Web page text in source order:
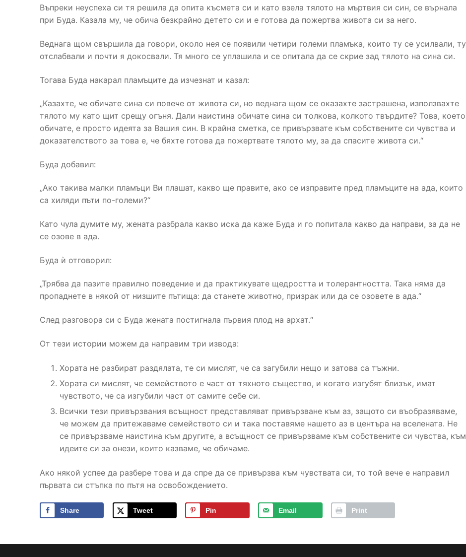
Въпреки неуспеха си тя решила да опита късмета си и като взела тялото на мъртвия си син, се върнала
при Буда. Казала му, че обича безкрайно детето си и е готова да пожертва живота си за него.
Веднага щом свършила да говори, около нея се появили четири големи пламъка, които ту се усилвали, ту
отслабвали и почти я докосвали. Тя много се уплашила и се опитала да се скрие зад тялото на сина си.
Тогава Буда накарал пламъците да изчезнат и казал:
„Казахте, че обичате сина си повече от живота си, но веднага щом се оказахте застрашена, използвахте
тялото му като щит срещу огъня. Дали наистина обичате сина си толкова, колкото твърдите? Това, което
обичате, е просто идеята за Вашия син. В крайна сметка, се привързвате към собствените си чувства и
доказателството за това е, че бяхте готова да пожертвате тялото му, за да спасите живота си.“
Буда добавил:
„Ако такива малки пламъци Ви плашат, какво ще правите, ако се изправите пред пламъците на ада, които
са хиляди пъти по-големи?“
Като чула думите му, жената разбрала какво иска да каже Буда и го попитала какво да направи, за да не
се озове в ада.
Буда ѝ отговорил:
„Трябва да пазите правилно поведение и да практикувате щедростта и толерантността. Така няма да
пропаднете в някой от низшите пътища: да станете животно, призрак или да се озовете в ада.“
След разговора си с Буда жената постигнала първия плод на архат.“
От тези истории можем да направим три извода:
Хората не разбират раздялата, те си мислят, че са загубили нещо и затова са тъжни.
Хората си мислят, че семейството е част от тяхното същество, и когато изгубят близък, имат
чувството, че са изгубили част от самите себе си.
Всички тези привързвания всъщност представляват привързване към аз, защото си въобразяваме,
че можем да притежаваме семейството си и така поставяме нашето аз в центъра на вселената. Не
се привързваме наистина към другите, а всъщност се привързваме към собствените си чувства, към
идеите си за онези, които казваме, че обичаме.
Ако някой успее да разбере това и да спре да се привързва към чувствата си, то той вече е направил
първата си стъпка по пътя на освобождението.
Share Tweet Pin Email Print